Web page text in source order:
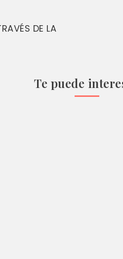
DE LA
Te puede